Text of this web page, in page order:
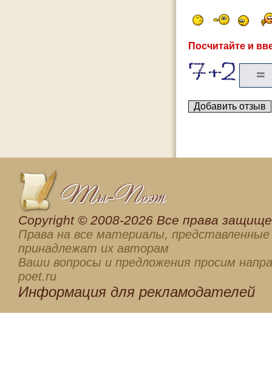
Посчитайте и
Сopyright © 2008-2026 Все права
Права на все материалы, представленные
принадлежат их авторам
Ваши вопросы и предложения просим
poet.ru
Информация для рекламодателей